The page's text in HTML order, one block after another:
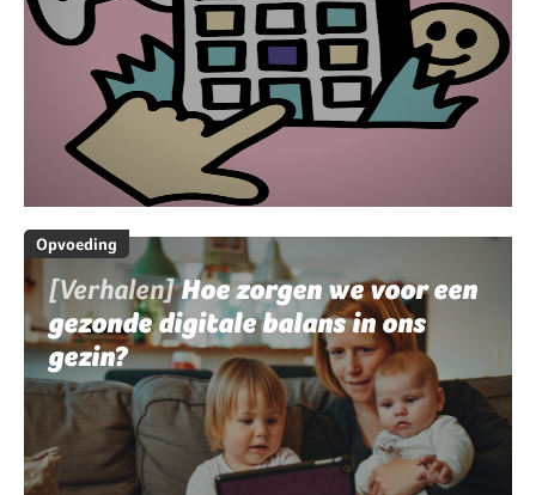
Opvoeding
[Verhalen]Hoe zorgen we voor een
gezonde digitale balans in ons
gezin?